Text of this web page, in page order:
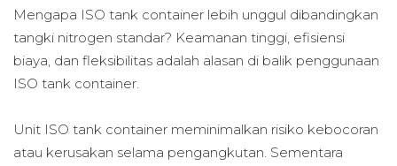
Mengapa ISO tank container lebih unggul dibandingkan
tangki nitrogen standar? Keamanan tinggi, efisiensi
biaya, dan fleksibilitas adalah alasan di balik penggunaan
ISO tank container.
Unit ISO tank container meminimalkan risiko kebocoran
atau kerusakan selama pengangkutan. Sementara